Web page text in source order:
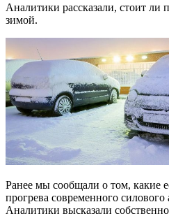
Аналитики рассказали, стоит ли
зимой.
Ранее мы сообщали о том, какие
прогрева современного силового
Аналитики высказали